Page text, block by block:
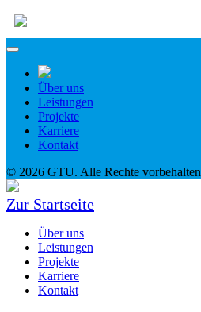
Über uns
Leistungen
Projekte
Karriere
Kontakt
© 2026 GTU. Alle Rechte vorbehalten
Zur Startseite
Über uns
Leistungen
Projekte
Karriere
Kontakt